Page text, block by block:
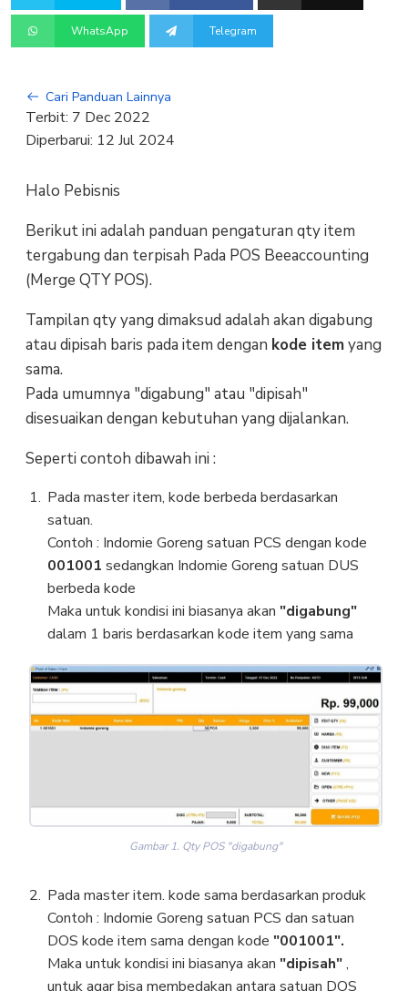
WhatsApp Telegram
Cari Panduan Lainnya
Terbit: 7 Dec 2022
Diperbarui: 12 Jul 2024
Halo Pebisnis
Berikut ini adalah panduan pengaturan qty item
tergabung dan terpisah Pada POS Beeaccounting
(Merge QTY POS).
Tampilan qty yang dimaksud adalah akan digabung
atau dipisah baris pada item dengan kode itemyang
sama.
Pada umumnya "digabung" atau "dipisah"
disesuaikan dengan kebutuhan yang dijalankan.
Seperti contoh dibawah ini :
Pada master item, kode berbeda berdasarkan
satuan.
Contoh : Indomie Goreng satuan PCS dengan kode
001001 sedangkan Indomie Goreng satuan DUS
berbeda kode
Maka untuk kondisi ini biasanya akan "digabung"
dalam 1 baris berdasarkan kode item yang sama
Gambar 1. Qty POS "digabung"
Pada master item. kode sama berdasarkan produk
Contoh : Indomie Goreng satuan PCS dan satuan
DOS kode item sama dengan kode "001001".
Maka untuk kondisi ini biasanya akan "dipisah",
untuk agar bisa membedakan antara satuan DOS